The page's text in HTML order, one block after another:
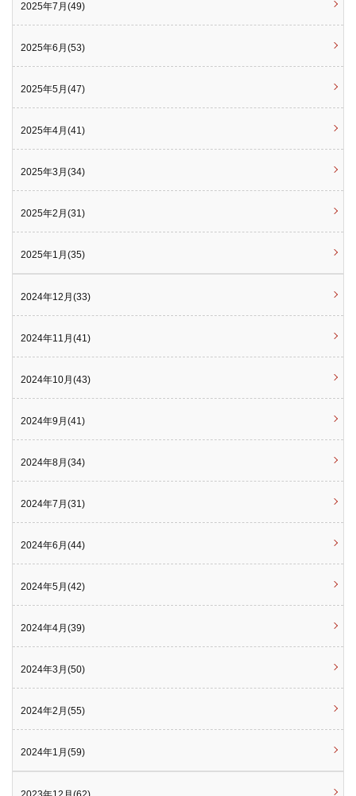
2025年7月(49)
2025年6月(53)
2025年5月(47)
2025年4月(41)
2025年3月(34)
2025年2月(31)
2025年1月(35)
2024年12月(33)
2024年11月(41)
2024年10月(43)
2024年9月(41)
2024年8月(34)
2024年7月(31)
2024年6月(44)
2024年5月(42)
2024年4月(39)
2024年3月(50)
2024年2月(55)
2024年1月(59)